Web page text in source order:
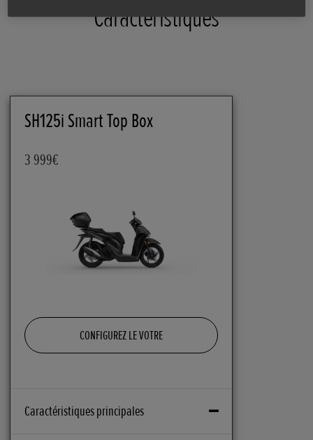
Caractéristiques
SH125i Smart Top Box
3 999€
CONFIGUREZ LE VOTRE
Caractéristiques principales